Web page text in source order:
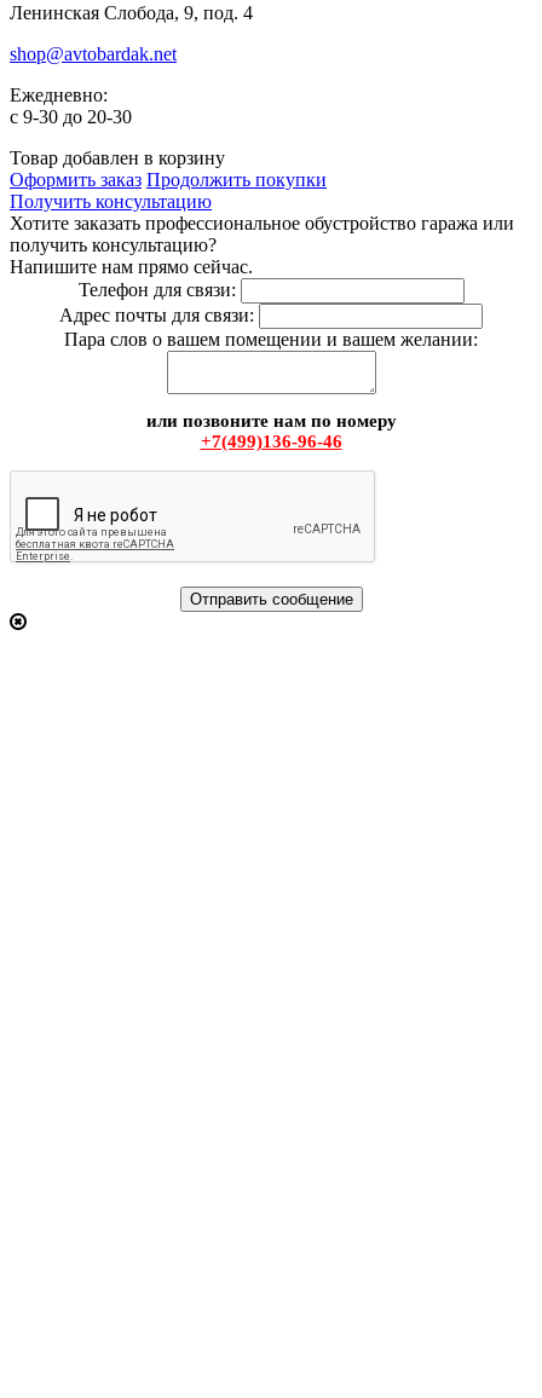
Ленинская Слобода, 9, под. 4
shop@avtobardak.net
Ежедневно:
c 9-30 до 20-30
Товар добавлен в корзину
Оформить заказ Продолжить покупки
Получить консультацию
Хотите заказать профессиональное обустройство гаража или
получить консультацию?
Напишите нам прямо сейчас.
Телефон для связи:
Адрес почты для связи:
Пара слов о вашем помещении и вашем желании:
или позвоните нам по номеру
+7(499)136-96-46